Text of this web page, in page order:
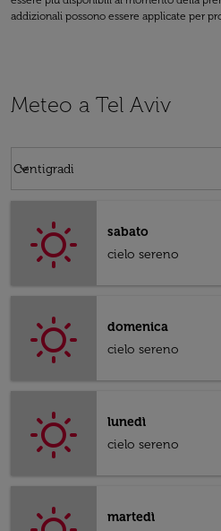
addizionali possono essere applicate per
Meteo a Tel Aviv
Centigradi
keyboard_arrow_down
sabato
cielo sereno
domenica
cielo sereno
lunedì
cielo sereno
martedì